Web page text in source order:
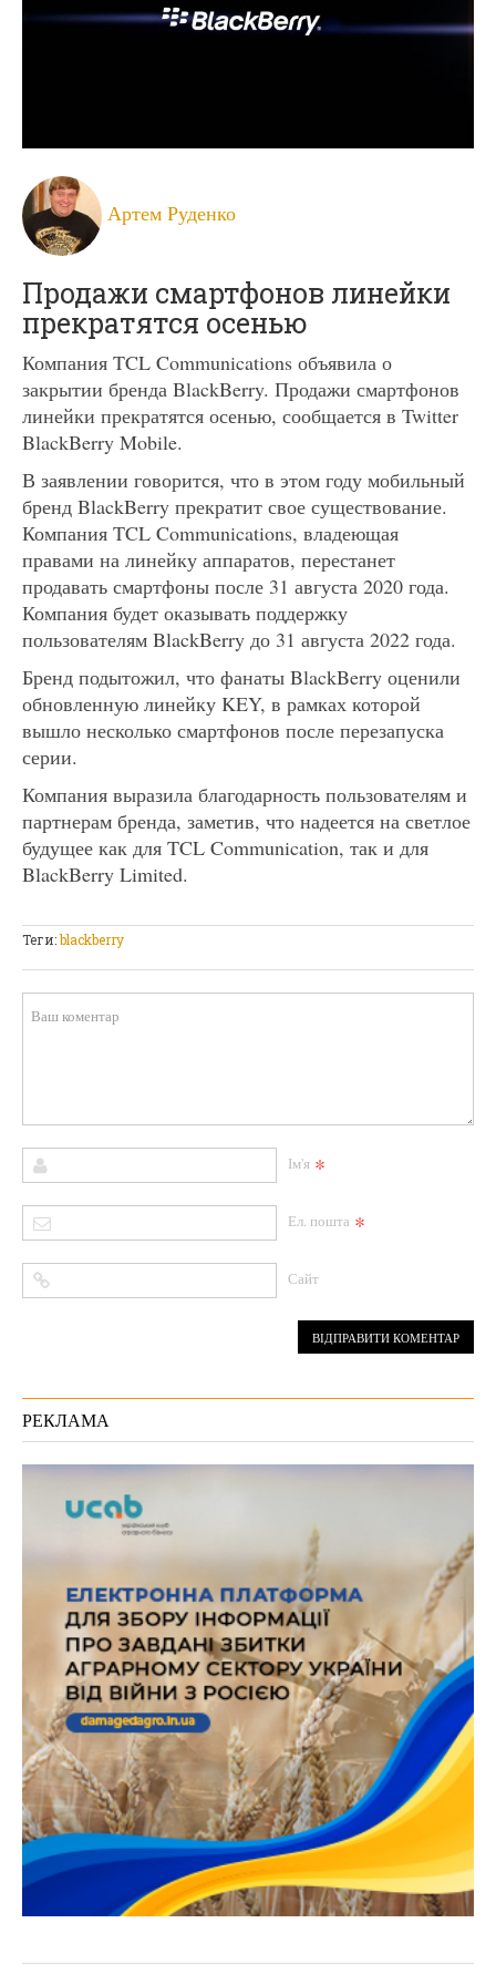
Артем Руденко
Продажи смартфонов линейки
прекратятся осенью
Компания TCL Communications объявила о
закрытии бренда BlackBerry. Продажи смартфонов
линейки прекратятся осенью, сообщается в Twitter
BlackBerry Mobile.
В заявлении говорится, что в этом году мобильный
бренд BlackBerry прекратит свое существование.
Компания TCL Communications, владеющая
правами на линейку аппаратов, перестанет
продавать смартфоны после 31 августа 2020 года.
Компания будет оказывать поддержку
пользователям BlackBerry до 31 августа 2022 года.
Бренд подытожил, что фанаты BlackBerry оценили
обновленную линейку KEY, в рамках которой
вышло несколько смартфонов после перезапуска
серии.
Компания выразила благодарность пользователям и
партнерам бренда, заметив, что надеется на светлое
будущее как для TCL Communication, так и для
BlackBerry Limited.
Теги:blackberry
Ім'я *
Ел. пошта *
Сайт
РЕКЛАМА